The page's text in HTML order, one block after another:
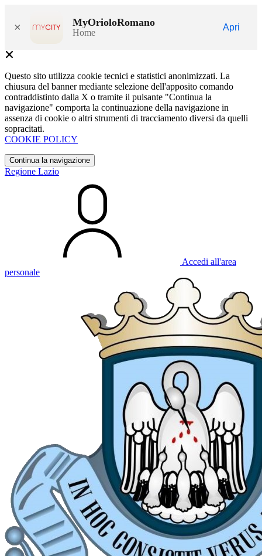
× MyOrioloRomano
Home
Apri
Questo sito utilizza cookie tecnici e statistici anonimizzati. La
chiusura del banner mediante selezione dell'apposito comando
contraddistinto dalla X o tramite il pulsante "Continua la
navigazione" comporta la continuazione della navigazione in
assenza di cookie o altri strumenti di tracciamento diversi da quelli
sopracitati.
COOKIE POLICY
Continua la navigazione
Regione Lazio
Accedi all'area
personale